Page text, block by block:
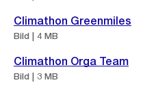
Climathon Greenmiles
Bild | 4 MB
Climathon Orga Team
Bild | 3 MB